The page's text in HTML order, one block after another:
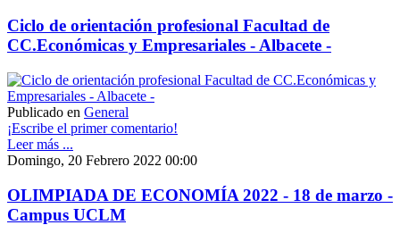
Ciclo de orientación profesional Facultad de
CC.Económicas y Empresariales - Albacete -
Publicado en General
¡Escribe el primer comentario!
Leer más ...
Domingo, 20 Febrero 2022 00:00
OLIMPIADA DE ECONOMÍA 2022 - 18 de marzo -
Campus UCLM